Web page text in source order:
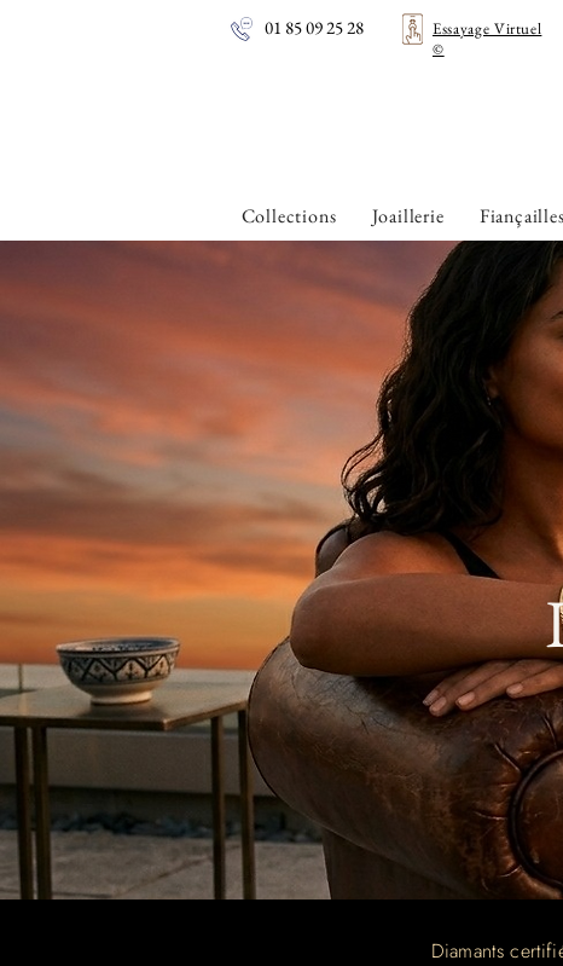
01 85 09 25 28
Essayage Virtuel
©
Collections Joaillerie Fiançailles
Diamants